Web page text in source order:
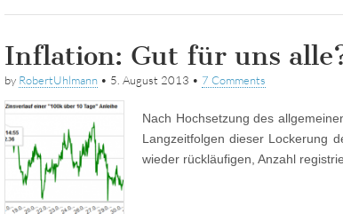
Inflation: Gut für uns
by RobertUhlmann • 5. August 2013 • 7 Comments
Nach Hochsetzung des
Langzeitfolgen dieser Lockerung
wieder rückläufigen, Anzahl